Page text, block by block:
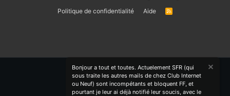
Politique de confidentialité
Aide
R
Bonjour a tout et toutes. Actuelement SFR (qui
sous traite les autres mails de chez Club Internet
ou Neuf) sont incompétants et bloquent FF, et
pourtant je leur ai déjà notifié leur soucis, avec le